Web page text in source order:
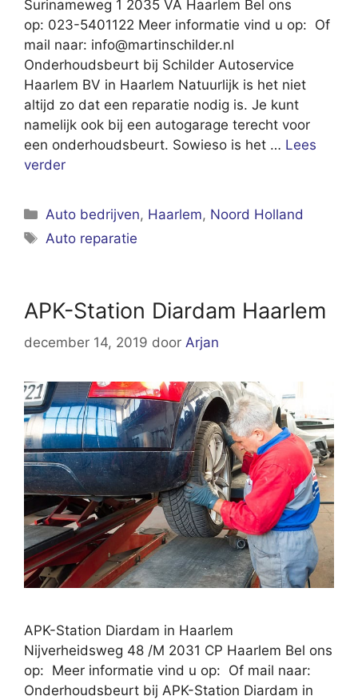
Surinameweg 1 2035 VA Haarlem Bel ons
op: 023-5401122 Meer informatie vind u op: Of
mail naar: info@martinschilder.nl
Onderhoudsbeurt bij Schilder Autoservice
Haarlem BV in Haarlem Natuurlijk is het niet
altijd zo dat een reparatie nodig is. Je kunt
namelijk ook bij een autogarage terecht voor
een onderhoudsbeurt. Sowieso is het … Lees
verder
Categorieën
Auto bedrijven, Haarlem, Noord Holland
Tags
Auto reparatie
APK-Station Diardam Haarlem
december 14, 2019 door Arjan
APK-Station Diardam in Haarlem
Nijverheidsweg 48 /M 2031 CP Haarlem Bel ons
op: Meer informatie vind u op: Of mail naar:
Onderhoudsbeurt bij APK-Station Diardam in